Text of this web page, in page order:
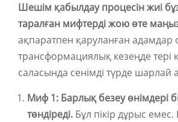
Шешім қабылдау процесін жиі
таралған мифтерді жою өте
ақпаратпен қаруланған адамдар
трансформациялық кезеңде тері
саласында сенімді түрде шарлай
Миф 1: Барлық безеу өнімдері
төндіреді. Бұл пікір дұрыс емес.